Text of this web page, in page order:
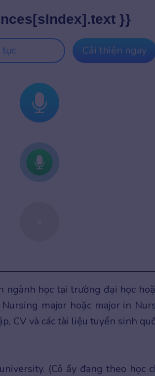
}}
Cải thiện ngay
học tại trường đại học
major hoặc major in
CV và các tài liệu tuyển sinh
(Cô ấy đang theo học